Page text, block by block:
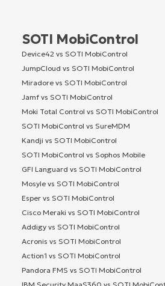
SOTI MobiControl
Device42 vs SOTI MobiControl
JumpCloud vs SOTI MobiControl
Miradore vs SOTI MobiControl
Jamf vs SOTI MobiControl
Moki Total Control vs SOTI MobiControl
SOTI MobiControl vs SureMDM
Kandji vs SOTI MobiControl
SOTI MobiControl vs Sophos Mobile
GFI Languard vs SOTI MobiControl
Mosyle vs SOTI MobiControl
Esper vs SOTI MobiControl
Cisco Meraki vs SOTI MobiControl
Addigy vs SOTI MobiControl
Acronis vs SOTI MobiControl
Action1 vs SOTI MobiControl
Pandora FMS vs SOTI MobiControl